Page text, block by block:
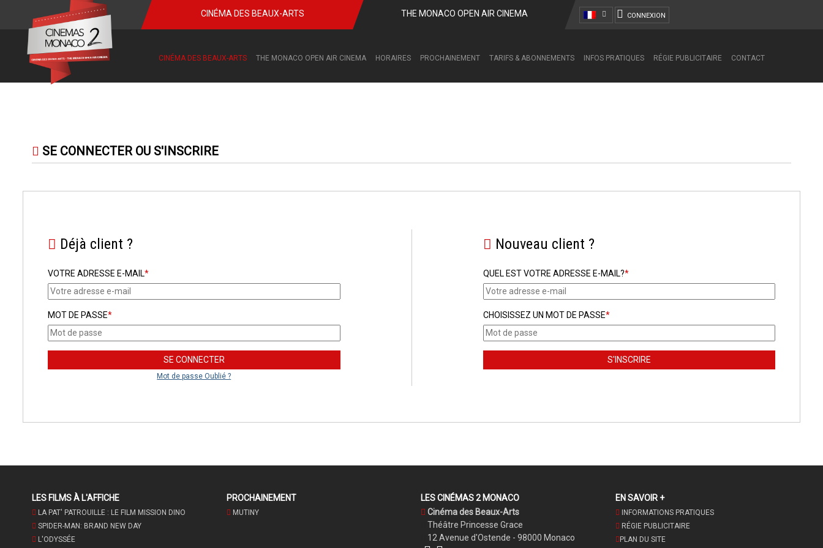
CINÉMA DES BEAUX-ARTS THE MONACO OPEN AIR CINEMA CONNEXION
CINÉMA DES BEAUX-ARTS THE MONACO OPEN AIR CINEMA HORAIRES PROCHAINEMENT TARIFS & ABONNEMENTS INFOS PRATIQUES RÉGIE PUBLICITAIRE CONTACT
SE CONNECTER OU S'INSCRIRE
Déjà client ?
VOTRE ADRESSE E-MAIL*
MOT DE PASSE*
Mot de passe Oublié ?
Nouveau client ?
QUEL EST VOTRE ADRESSE E-MAIL?*
CHOISISSEZ UN MOT DE PASSE*
LES FILMS À L'AFFICHE
LA PAT' PATROUILLE : LE FILM MISSION DINO
SPIDER-MAN: BRAND NEW DAY
L'ODYSSÉE
PROCHAINEMENT
MUTINY
LES CINÉMAS 2 MONACO
Cinéma des Beaux-Arts
Théâtre Princesse Grace
12 Avenue d'Ostende - 98000 Monaco
EN SAVOIR +
INFORMATIONS PRATIQUES
RÉGIE PUBLICITAIRE
PLAN DU SITE